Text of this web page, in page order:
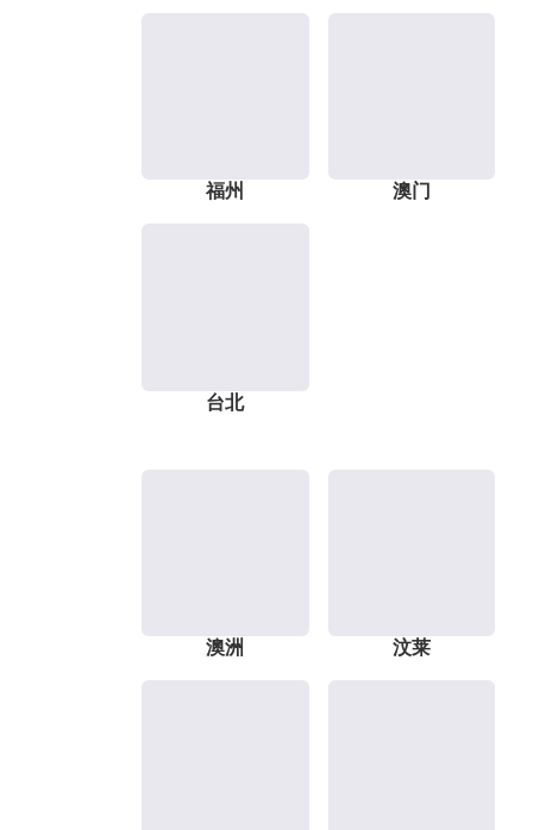
福州 澳门
台北
澳洲 汶莱